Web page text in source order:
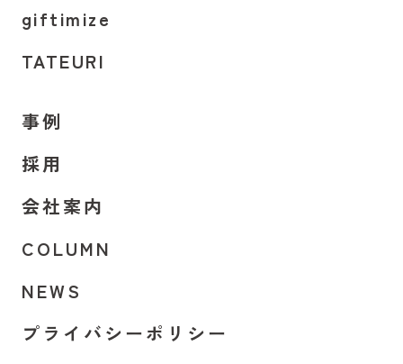
giftimize
TATEURI
事例
採用
会社案内
COLUMN
NEWS
プライバシーポリシー